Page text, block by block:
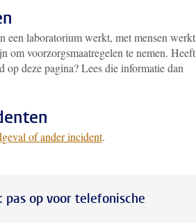
een laboratorium werkt, met mensen werkt
om voorzorgsmaatregelen te nemen. Heeft
deze pagina? Lees die informatie dan
of ander incident.
op voor telefonische